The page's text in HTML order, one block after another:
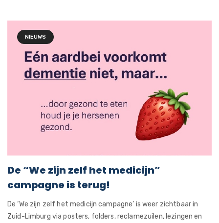
NIEUWS
De “We zijn zelf het medicijn”
campagne is terug!
De ‘We zijn zelf het medicijn campagne’ is weer zichtbaar in
Zuid-Limburg via posters, folders, reclamezuilen, lezingen en